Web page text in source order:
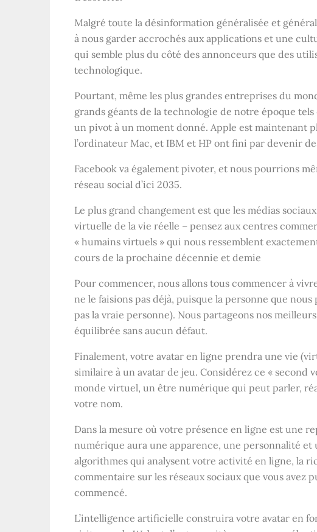
Malgré toute la désinformation généralisée et
à nous garder accrochés aux applications et une
qui semble plus du côté des annonceurs que des
technologique.
Pourtant, même les plus grandes entreprises du
grands géants de la technologie de notre époque tels
un pivot à un moment donné. Apple est maintenant
l’ordinateur Mac, et IBM et HP ont fini par devenir
Facebook va également pivoter, et nous pourrions
réseau social d’ici 2035.
Le plus grand changement est que les médias
virtuelle de la vie réelle – pensez aux centres
« humains virtuels » qui nous ressemblent
cours de la prochaine décennie et demie
Pour commencer, nous allons tous commencer à
ne le faisions pas déjà, puisque la personne que nous
pas la vraie personne). Nous partageons nos
équilibrée sans aucun défaut.
Finalement, votre avatar en ligne prendra une vie
similaire à un avatar de jeu. Considérez ce « second
monde virtuel, un être numérique qui peut parler,
votre nom.
Dans la mesure où votre présence en ligne est une
numérique aura une apparence, une personnalité et
algorithmes qui analysent votre activité en ligne, la
commentaire sur les réseaux sociaux que vous avez
commencé.
L’intelligence artificielle construira votre avatar en